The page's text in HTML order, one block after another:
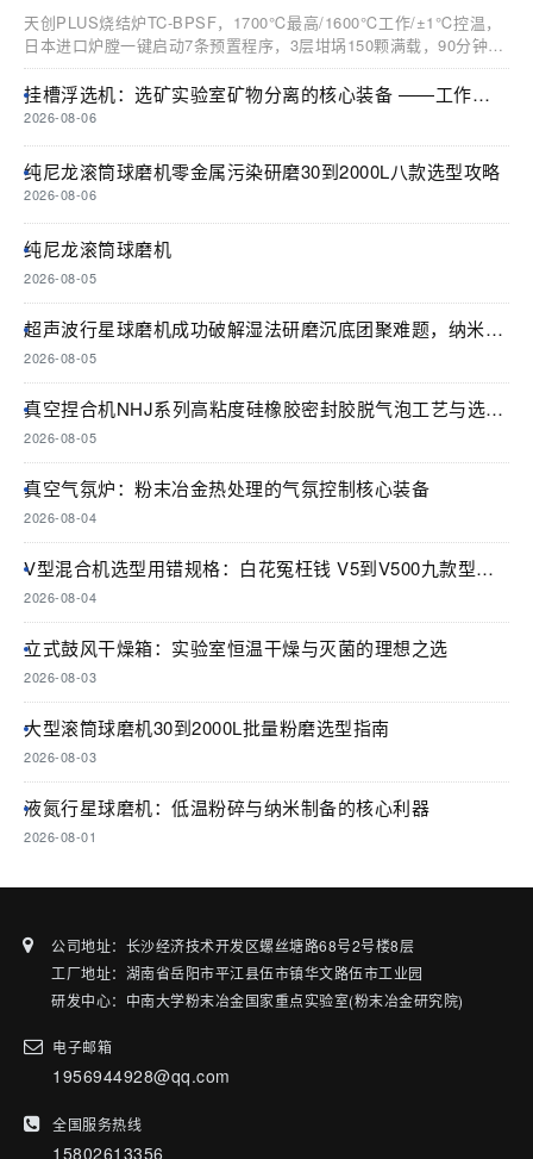
天创PLUS烧结炉TC-BPSF，1700℃最高/1600℃工作/±1℃控温，
日本进口炉膛一键启动7条预置程序，3层坩埚150颗满载，90分钟快
烧单冠80颗，单次仅8度电。
挂槽浮选机：选矿实验室矿物分离的核心装备 ——工作原
理与选型参数全解析
2026-08-06
纯尼龙滚筒球磨机零金属污染研磨30到2000L八款选型攻略
2026-08-06
纯尼龙滚筒球磨机
2026-08-05
超声波行星球磨机成功破解湿法研磨沉底团聚难题，纳米制
备效率翻倍原理与选型全解析
2026-08-05
真空捏合机NHJ系列高粘度硅橡胶密封胶脱气泡工艺与选型
全攻略
2026-08-05
真空气氛炉：粉末冶金热处理的气氛控制核心装备
2026-08-04
V型混合机选型用错规格：白花冤枉钱 V5到V500九款型号
这样选才不翻车
2026-08-04
立式鼓风干燥箱：实验室恒温干燥与灭菌的理想之选
2026-08-03
大型滚筒球磨机30到2000L批量粉磨选型指南
2026-08-03
液氮行星球磨机：低温粉碎与纳米制备的核心利器
2026-08-01
公司地址：长沙经济技术开发区螺丝塘路68号2号楼8层
工厂地址：湖南省岳阳市平江县伍市镇华文路伍市工业园
研发中心：中南大学粉末冶金国家重点实验室(粉末冶金研究院)
电子邮箱
1956944928@qq.com
全国服务热线
15802613356